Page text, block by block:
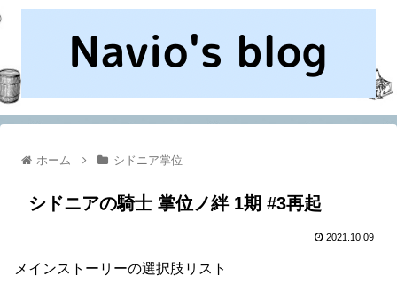
ホーム シドニア掌位
シドニアの騎士 掌位ノ絆 1期 #3再起
2021.10.09
メインストーリーの選択肢リスト